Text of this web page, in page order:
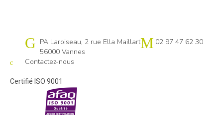
Cap emploi 56
PA Laroiseau, 2 rue Ella Maillart
56000 Vannes
02 97 47 62 30
Contactez-nous
Certifié ISO 9001